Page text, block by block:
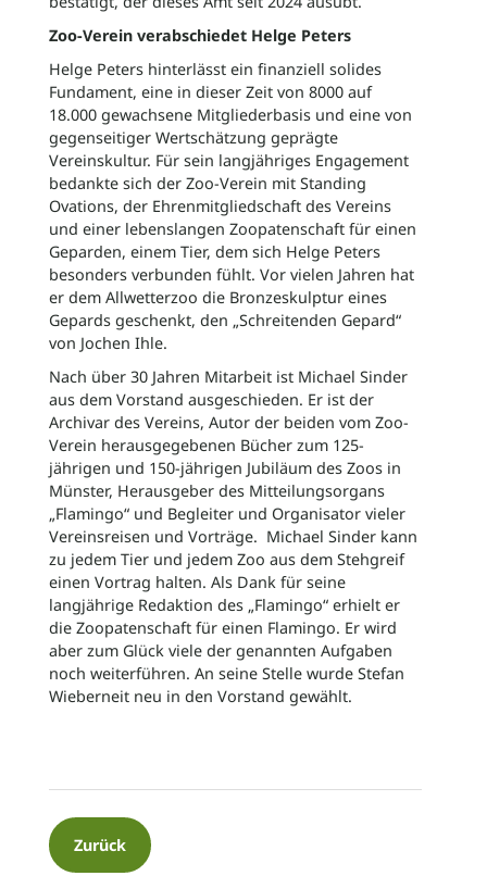
Zoo-Verein verabschiedet Helge Peters
Helge Peters hinterlässt ein finanziell solides
Fundament, eine in dieser Zeit von 8000 auf
18.000 gewachsene Mitgliederbasis und eine von
gegenseitiger Wertschätzung geprägte
Vereinskultur. Für sein langjähriges Engagement
bedankte sich der Zoo-Verein mit Standing
Ovations, der Ehrenmitgliedschaft des Vereins
und einer lebenslangen Zoopatenschaft für einen
Geparden, einem Tier, dem sich Helge Peters
besonders verbunden fühlt. Vor vielen Jahren hat
er dem Allwetterzoo die Bronzeskulptur eines
Gepards geschenkt, den „Schreitenden Gepard“
von Jochen Ihle.
Nach über 30 Jahren Mitarbeit ist Michael Sinder
aus dem Vorstand ausgeschieden. Er ist der
Archivar des Vereins, Autor der beiden vom Zoo-
Verein herausgegebenen Bücher zum 125-
jährigen und 150-jährigen Jubiläum des Zoos in
Münster, Herausgeber des Mitteilungsorgans
„Flamingo“ und Begleiter und Organisator vieler
Vereinsreisen und Vorträge. Michael Sinder kann
zu jedem Tier und jedem Zoo aus dem Stehgreif
einen Vortrag halten. Als Dank für seine
langjährige Redaktion des „Flamingo“ erhielt er
die Zoopatenschaft für einen Flamingo. Er wird
aber zum Glück viele der genannten Aufgaben
noch weiterführen. An seine Stelle wurde Stefan
Wieberneit neu in den Vorstand gewählt.
Zurück